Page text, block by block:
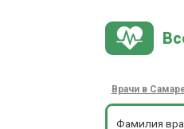
Врачи в